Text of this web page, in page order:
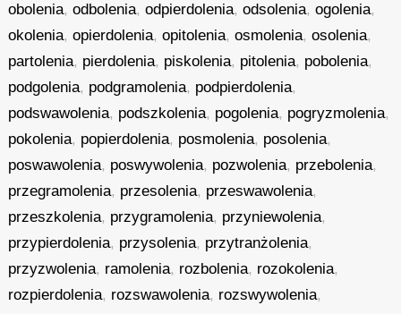
obolenia,odbolenia,odpierdolenia,odsolenia,ogolenia,
okolenia,opierdolenia,opitolenia,osmolenia,osolenia,
partolenia, pierdolenia, piskolenia, pitolenia, pobolenia,
podgolenia, podgramolenia, podpierdolenia,
podswawolenia, podszkolenia, pogolenia, pogryzmolenia,
pokolenia, popierdolenia, posmolenia, posolenia,
poswawolenia, poswywolenia, pozwolenia, przebolenia,
przegramolenia, przesolenia, przeswawolenia,
przeszkolenia, przygramolenia, przyniewolenia,
przypierdolenia, przysolenia, przytranżolenia,
przyzwolenia, ramolenia, rozbolenia, rozokolenia,
rozpierdolenia, rozswawolenia, rozswywolenia,